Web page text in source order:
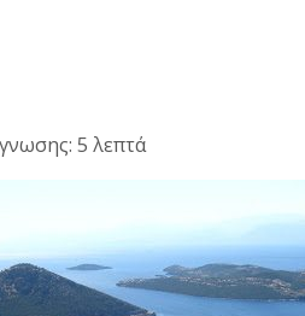
5 λεπτά